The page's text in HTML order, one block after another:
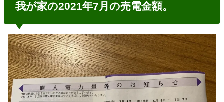
我が家の2021年7月の売電金額。